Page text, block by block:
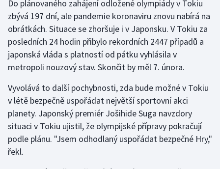
Futsal
Golf
Gymnastika
Házená
Jezdectví
Judo
Do plánovaného zahájení odložené olympiády v Tokiu
zbývá 197 dní, ale pandemie koronaviru znovu nabírá na
obrátkách. Situace se zhoršuje i v Japonsku. V Tokiu za
posledních 24 hodin přibylo rekordních 2447 případů a
japonská vláda s platností od pátku vyhlásila v
metropoli nouzový stav. Skončit by měl 7. února.
Vyvolává to další pochybnosti, zda bude možné v Tokiu
v létě bezpečně uspořádat největší sportovní akci
planety. Japonský premiér Jošihide Suga navzdory
situaci v Tokiu ujistil, že olympijské přípravy pokračují
podle plánu. "Jsem odhodlaný uspořádat bezpečné Hry,"
řekl.